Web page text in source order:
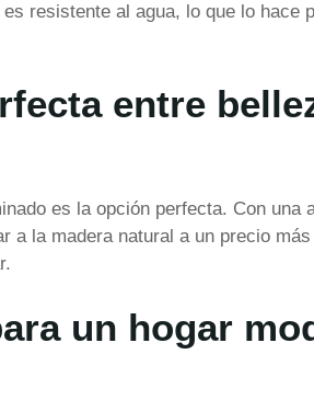
resistente al agua, lo que lo hace
entre
es la opción perfecta. Con una
a la madera natural a un precio
un hogar